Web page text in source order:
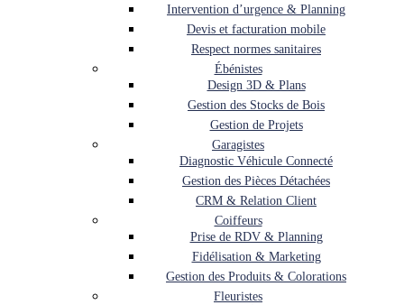
Intervention d’urgence & Planning
Devis et facturation mobile
Respect normes sanitaires
Ébénistes
Design 3D & Plans
Gestion des Stocks de Bois
Gestion de Projets
Garagistes
Diagnostic Véhicule Connecté
Gestion des Pièces Détachées
CRM & Relation Client
Coiffeurs
Prise de RDV & Planning
Fidélisation & Marketing
Gestion des Produits & Colorations
Fleuristes